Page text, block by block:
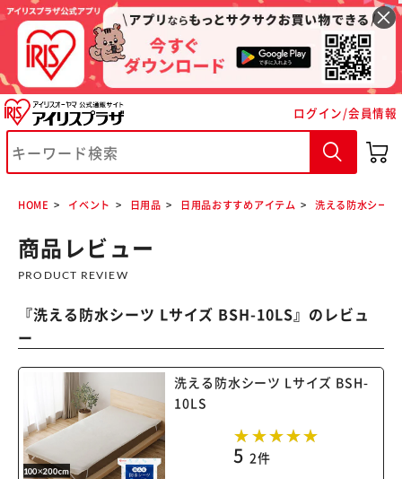
ログイン/会員情報
HOME イベント 日用品 日用品おすすめアイテム 洗える防水シー
商品レビュー
PRODUCT REVIEW
『洗える防水シーツ Lサイズ BSH-10LS』のレビュ
ー
洗える防水シーツ Lサイズ BSH-
10LS
5 2件
※ご確認ください
カートに入れる 購入手続きへ